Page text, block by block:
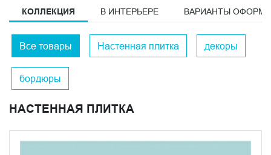
КОЛЛЕКЦИЯ В ИНТЕРЬЕРЕ ВАРИАНТЫ
Все товары Настенная плитка декоры
бордюры
НАСТЕННАЯ ПЛИТКА